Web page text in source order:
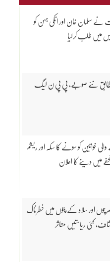
نے سلمان خان اور انکی بہن کو
میں طلب کرلیا
نئے صوبے، پی پی ن لیگ
خواتین کو سونے کا سکہ اور ریشم
میں دینے کا اعلان
اور سلاد کے پتوں میں خطرناک
کئی ریاستیں متاثر